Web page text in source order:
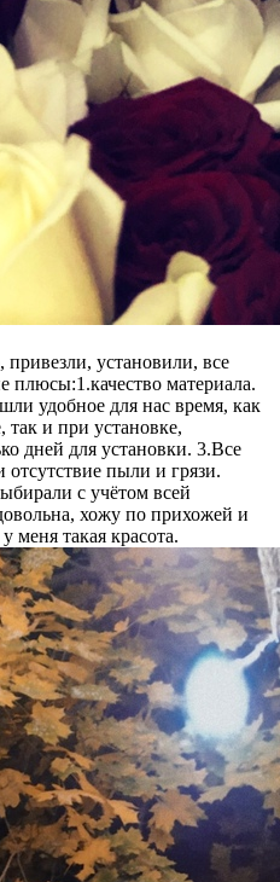
установили, все
плюсы:1.качество материала.
удобное для нас время, как
так и при установке,
дней для установки. 3.Все
отсутствие пыли и грязи.
с учётом всей
хожу по прихожей и
меня такая красота.